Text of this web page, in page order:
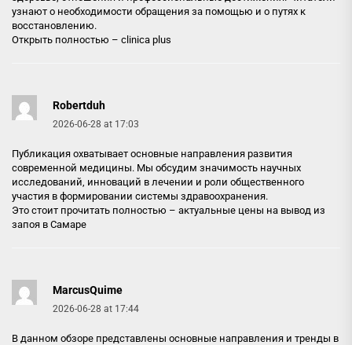
узнают о необходимости обращения за помощью и о путях к
восстановлению.
Открыть полностью – clinica plus
Robertduh
2026-06-28 at 17:03
Публикация охватывает основные направления развития
современной медицины. Мы обсудим значимость научных
исследований, инноваций в лечении и роли общественного
участия в формировании системы здравоохранения.
Это стоит прочитать полностью – актуальные цены на вывод из
запоя в Самаре
MarcusQuime
2026-06-28 at 17:44
В данном обзоре представлены основные направления и тренды в